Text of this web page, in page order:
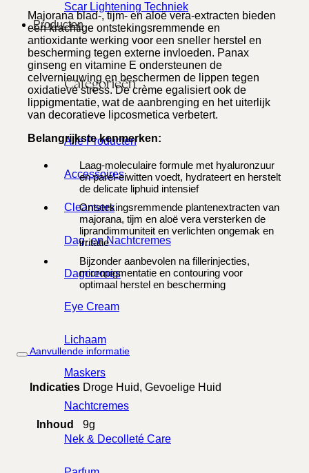
Scar Lightening Techniek
Producten
Categorieën
Alle Producten
Accessoires
Cleansers
Dag- en Nachtcremes
Dagcremes
Eye Cream
Lichaam
Maskers
Nachtcremes
Nek & Decolleté Care
Majorana blad-, tijm- en aloë vera-extracten bieden
een krachtige ontstekingsremmende en
antioxidante werking voor een sneller herstel en
bescherming tegen externe invloeden. Panax
ginseng en vitamine E ondersteunen de
celvernieuwing en beschermen de lippen tegen
oxidatieve stress. De crème egalisiert ook de
lippigmentatie, wat de aanbrenging en het uiterlijk
van decoratieve lipcosmetica verbetert.
Belangrijkste kenmerken:
Laag-moleculaire formule met hyaluronzuur
en parel-eiwitten voedt, hydrateert en herstelt
de delicate liphuid intensief
Ontstekingsremmende plantenextracten van
majorana, tijm en aloë vera versterken de
liprandimmuniteit en verlichten ongemak en
irritatie
Bijzonder aanbevolen na fillerinjecties,
micropigmentatie en contouring voor
optimaal herstel en bescherming
Aanvullende informatie
Indicaties Droge Huid, Gevoelige Huid
Inhoud 9g